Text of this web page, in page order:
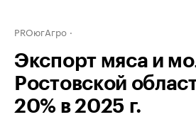
PROюгАгро
Экспорт мяса и
Ростовской
20% в 2025 г.